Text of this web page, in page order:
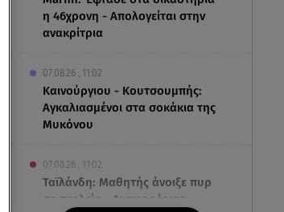
η 46χρονη - Απολογείται στην
ανακρίτρια
07.08.26 , 11:02
Καινούργιου - Κουτσουμπής:
Αγκαλιασμένοι στα σοκάκια της
Μυκόνου
07.08.26 , 11:02
Ταϊλάνδη: Μαθητής άνοιξε πυρ
σε σχολείο - Αναφορές για